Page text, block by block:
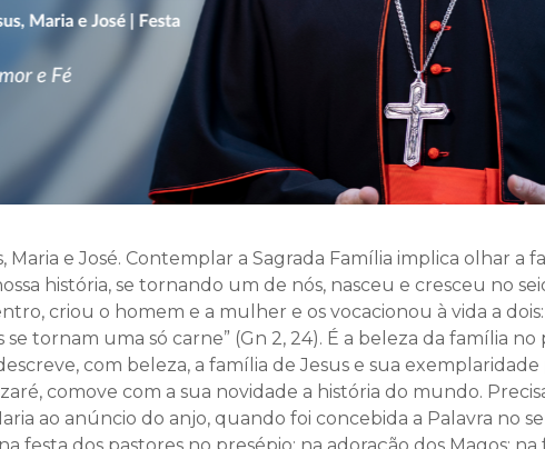
e José. Contemplar a Sagrada Família implica olhar a
história, se tornando um de nós, nasceu e cresceu no
criou o homem e a mulher e os vocacionou à vida a dois:
tornam uma só carne” (Gn 2, 24). É a beleza da família
com beleza, a família de Jesus e sua exemplaridade
comove com a sua novidade a história do mundo.
ao anúncio do anjo, quando foi concebida a Palavra no